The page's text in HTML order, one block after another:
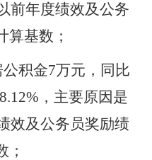
前年度绩效及公务
算基数 ；
积金7万元，同比
%，主要原因是
效及公务员奖励绩
；